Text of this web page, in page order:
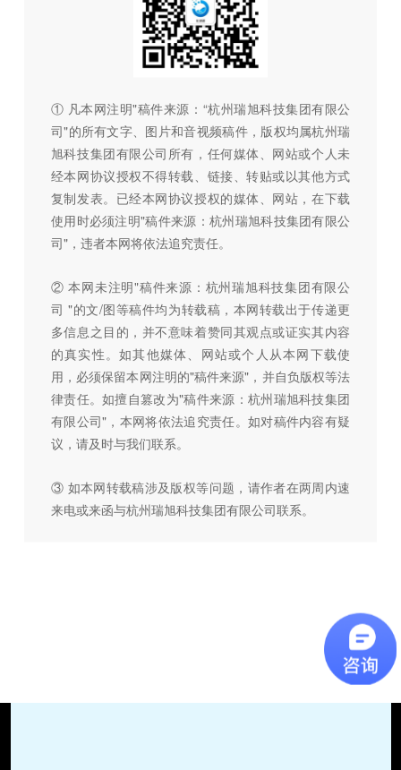
① 凡本网注明"稿件来源：“杭州瑞旭科技集团有限公
司"的所有文字、图片和音视频稿件，版权均属杭州瑞
旭科技集团有限公司所有，任何媒体、网站或个人未
经本网协议授权不得转载、链接、转贴或以其他方式
复制发表。已经本网协议授权的媒体、网站，在下载
使用时必须注明"稿件来源：杭州瑞旭科技集团有限公
司"，违者本网将依法追究责任。
② 本网未注明"稿件来源：杭州瑞旭科技集团有限公
司 "的文/图等稿件均为转载稿，本网转载出于传递更
多信息之目的，并不意味着赞同其观点或证实其内容
的真实性。如其他媒体、网站或个人从本网下载使
用，必须保留本网注明的"稿件来源"，并自负版权等法
律责任。如擅自篡改为"稿件来源：杭州瑞旭科技集团
有限公司"，本网将依法追究责任。如对稿件内容有疑
议，请及时与我们联系。
③ 如本网转载稿涉及版权等问题，请作者在两周内速
来电或来函与杭州瑞旭科技集团有限公司联系。